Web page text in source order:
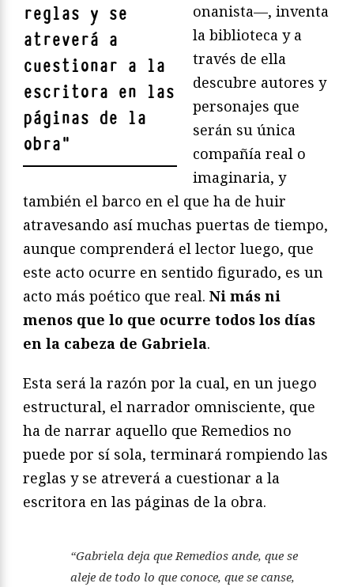
reglas y se
atreverá a
cuestionar a la
escritora en las
páginas de la
obra"
onanista—, inventa
la biblioteca y a
través de ella
descubre autores y
personajes que
serán su única
compañía real o
imaginaria, y
también el barco en el que ha de huir
atravesando así muchas puertas de tiempo,
aunque comprenderá el lector luego, que
este acto ocurre en sentido figurado, es un
acto más poético que real. Ni más ni
menos que lo que ocurre todos los días
en la cabeza de Gabriela.
Esta será la razón por la cual, en un juego
estructural, el narrador omnisciente, que
ha de narrar aquello que Remedios no
puede por sí sola, terminará rompiendo las
reglas y se atreverá a cuestionar a la
escritora en las páginas de la obra.
“Gabriela deja que Remedios ande, que se
aleje de todo lo que conoce, que se canse,